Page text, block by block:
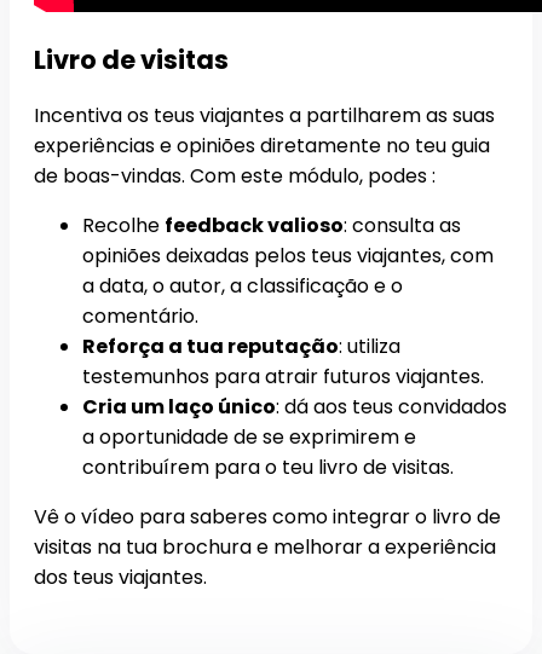
Livro de visitas
Incentiva os teus viajantes a partilharem as suas
experiências e opiniões diretamente no teu guia
de boas-vindas. Com este módulo, podes :
Recolhe feedback valioso: consulta as
opiniões deixadas pelos teus viajantes, com
a data, o autor, a classificação e o
comentário.
Reforça a tua reputação: utiliza
testemunhos para atrair futuros viajantes.
Cria um laço único: dá aos teus convidados
a oportunidade de se exprimirem e
contribuírem para o teu livro de visitas.
Vê o vídeo para saberes como integrar o livro de
visitas na tua brochura e melhorar a experiência
dos teus viajantes.